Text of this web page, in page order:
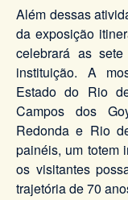
Além dessas
da exposição
celebrará as
instituição. A
Estado do Rio
Campos dos
Redonda e Rio
painéis, um totem
os visitantes
trajetória de 70